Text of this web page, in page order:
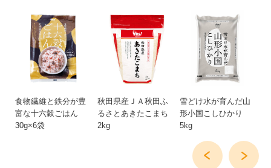
食物繊維と鉄分が豊
富な十六穀ごはん
30g×6袋
秋田県産ＪＡ秋田ふ
るさとあきたこまち
2kg
雪どけ水が育んだ山
形小国こしひかり
5kg